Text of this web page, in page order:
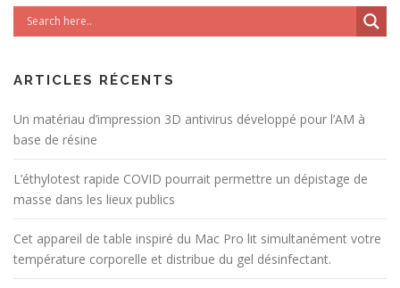
ARTICLES RÉCENTS
Un matériau d’impression 3D antivirus développé pour l’AM à
base de résine
L’éthylotest rapide COVID pourrait permettre un dépistage de
masse dans les lieux publics
Cet appareil de table inspiré du Mac Pro lit simultanément votre
température corporelle et distribue du gel désinfectant.